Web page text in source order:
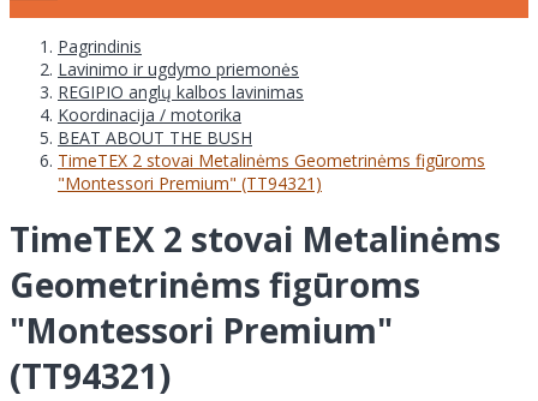
Pagrindinis
Lavinimo ir ugdymo priemonės
REGIPIO anglų kalbos lavinimas
Koordinacija / motorika
BEAT ABOUT THE BUSH
TimeTEX 2 stovai Metalinėms Geometrinėms figūroms
"Montessori Premium" (TT94321)
TimeTEX 2 stovai Metalinėms
Geometrinėms figūroms
"Montessori Premium"
(TT94321)